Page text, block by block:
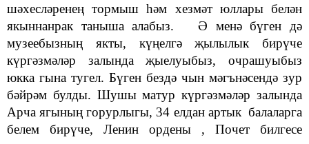
шәхесләренең тормыш һәм хезмәт юллары белән
якыннанрак таныша алабыз. Ә менә бүген дә
музеебызның якты, күңелгә җылылык бирүче
күргәзмәләр залында җыелуыбыз, очрашуыбыз
юкка гына тугел. Бүген бездә чын мәгънәсендә зур
бәйрәм булды. Шушы матур күргәзмәләр залында
Арча ягының горурлыгы, 34 елдан артык балаларга
белем бирүче, Ленин ордены , Почет билгесе